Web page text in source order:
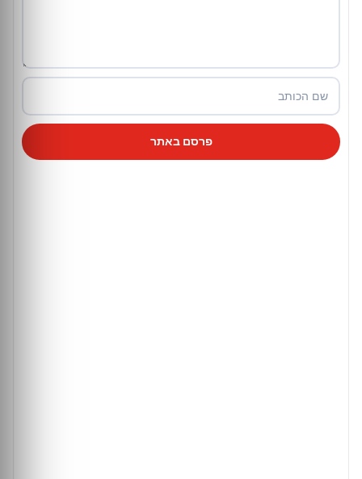
פרסם באתר